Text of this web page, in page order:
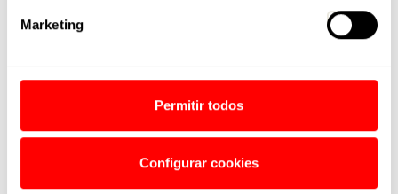
Marketing
Permitir todos
Configurar cookies